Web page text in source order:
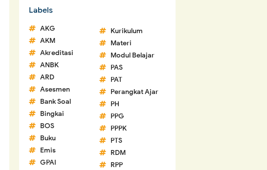
Labels
AKG
AKM
Akreditasi
ANBK
ARD
Asesmen
Bank Soal
Bingkai
BOS
Buku
Emis
GPAI
Kurikulum
Materi
Modul Belajar
PAS
PAT
Perangkat Ajar
PH
PPG
PPPK
PTS
RDM
RPP